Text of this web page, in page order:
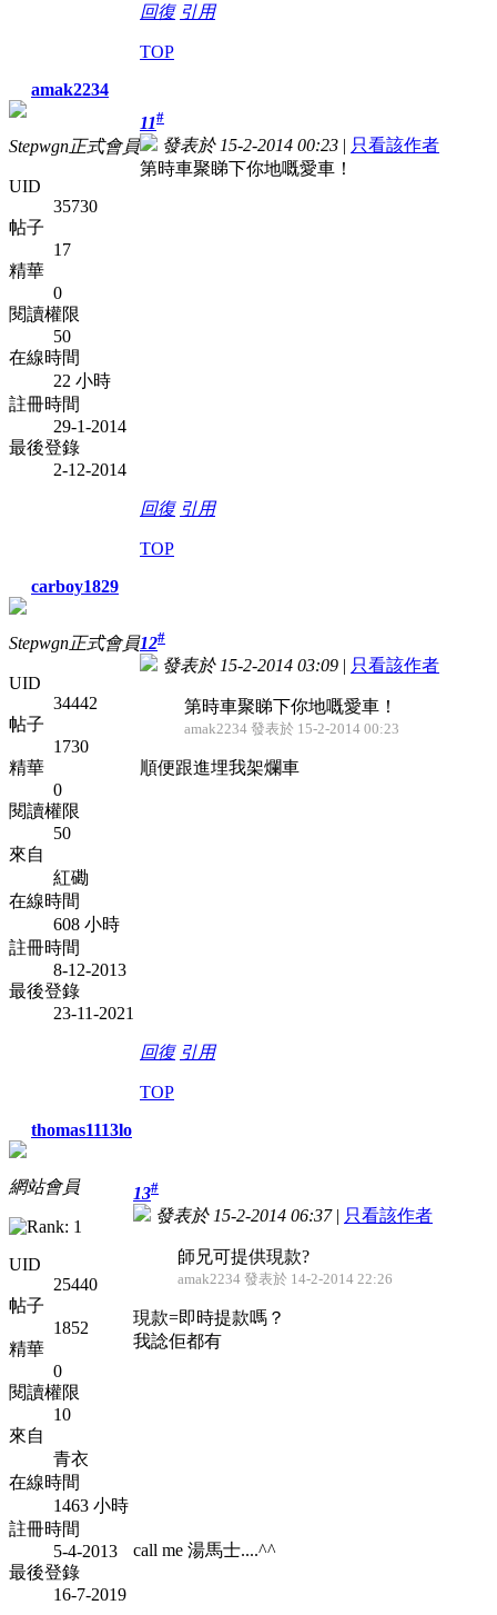
回復 引用
TOP
amak2234
Stepwgn正式會員
UID
35730
帖子
17
精華
0
閱讀權限
50
在線時間
22 小時
註冊時間
29-1-2014
最後登錄
2-12-2014
11#
發表於 15-2-2014 00:23 | 只看該作者
第時車聚睇下你地嘅愛車！
回復 引用
TOP
carboy1829
Stepwgn正式會員
UID
34442
帖子
1730
精華
0
閱讀權限
50
來自
紅磡
在線時間
608 小時
註冊時間
8-12-2013
最後登錄
23-11-2021
12#
發表於 15-2-2014 03:09 | 只看該作者
第時車聚睇下你地嘅愛車！
amak2234 發表於 15-2-2014 00:23
順便跟進埋我架爛車
回復 引用
TOP
thomas1113lo
網站會員
UID
25440
帖子
1852
精華
0
閱讀權限
10
來自
青衣
在線時間
1463 小時
註冊時間
5-4-2013
最後登錄
16-7-2019
13#
發表於 15-2-2014 06:37| 只看該作者
師兄可提供現款?
amak2234 發表於 14-2-2014 22:26
現款=即時提款嗎？
我諗佢都有
call me 湯馬士....^^